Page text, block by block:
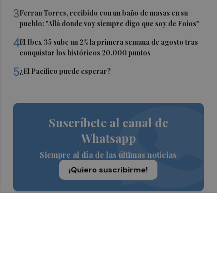
3Ferran Torres, recibido con un baño de masas en su
pueblo: "Allá donde voy siempre digo que soy de Foios"
4El Ibex 35 sube un 2% la primera semana de agosto tras
conquistar los históricos 20.000 puntos
5¿El Pacífico puede esperar?
Suscríbete al canal de
Whatsapp
Siempre al día de las últimas noticias
¡Quiero suscribirme!